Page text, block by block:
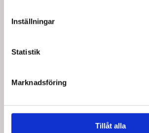
Inställningar
Statistik
Marknadsföring
Tillåt alla
Köptes tillsammans med